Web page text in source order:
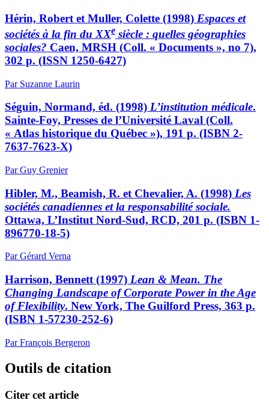
Hérin, Robert et Muller, Colette (1998) Espaces et
sociétés à la fin du XXe siècle : quelles géographies
sociales? Caen, MRSH (Coll. « Documents », no 7),
302 p. (ISSN 1250-6427)
Par Suzanne Laurin
Séguin, Normand, éd. (1998) L’institution médicale.
Sainte-Foy, Presses de l’Université Laval (Coll.
« Atlas historique du Québec »), 191 p. (ISBN 2-
7637-7623-X)
Par Guy Grenier
Hibler, M., Beamish, R. et Chevalier, A. (1998) Les
sociétés canadiennes et la responsabilité sociale.
Ottawa, L’Institut Nord-Sud, RCD, 201 p. (ISBN 1-
896770-18-5)
Par Gérard Verna
Harrison, Bennett (1997) Lean & Mean. The
Changing Landscape of Corporate Power in the Age
of Flexibility. New York, The Guilford Press, 363 p.
(ISBN 1-57230-252-6)
Par François Bergeron
Outils de citation
Citer cet article